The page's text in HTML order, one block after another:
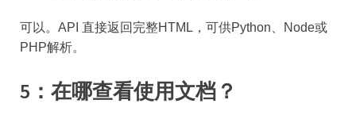
可以。API 直接返回完整HTML，可供Python、Node或
PHP解析。
5：在哪查看使用文档？